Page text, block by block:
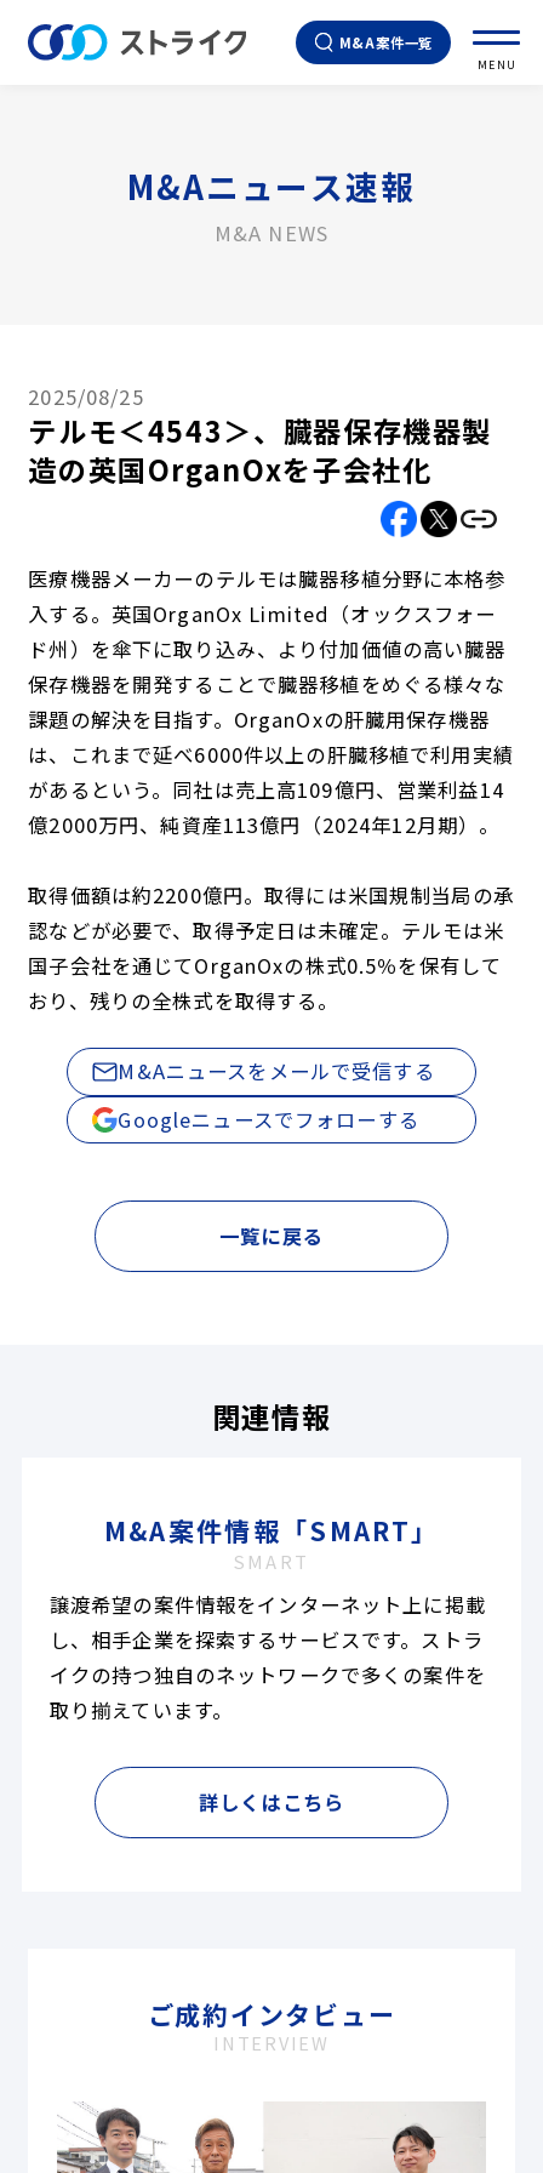
M&A案件一覧
MENU
M&Aニュース速報
M&A NEWS
2025/08/25
テルモ＜4543＞、臓器保存機器製
造の英国OrganOxを子会社化
医療機器メーカーのテルモは臓器移植分野に本格参
入する。英国OrganOx Limited（オックスフォー
ド州）を傘下に取り込み、より付加価値の高い臓器
保存機器を開発することで臓器移植をめぐる様々な
課題の解決を目指す。OrganOxの肝臓用保存機器
は、これまで延べ6000件以上の肝臓移植で利用実績
があるという。同社は売上高109億円、営業利益14
億2000万円、純資産113億円（2024年12月期）。
取得価額は約2200億円。取得には米国規制当局の承
認などが必要で、取得予定日は未確定。テルモは米
国子会社を通じてOrganOxの株式0.5％を保有して
おり、残りの全株式を取得する。
M&Aニュースをメールで受信する
Googleニュースでフォローする
一覧に戻る
関連情報
M&A案件情報「SMART」
SMART
譲渡希望の案件情報をインターネット上に掲載
し、相手企業を探索するサービスです。ストラ
イクの持つ独自のネットワークで多くの案件を
取り揃えています。
詳しくはこちら
ご成約インタビュー
INTERVIEW